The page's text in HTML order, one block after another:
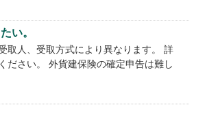
い。
取人、受取方式により異なります。 詳
ださい。 外貨建保険の確定申告は難し